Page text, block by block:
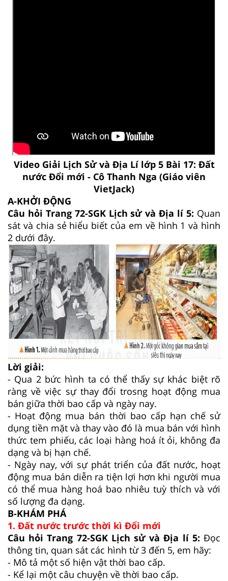
Video Giải Lịch Sử và Địa Lí lớp 5 Bài 17: Đất
nước Đổi mới - Cô Thanh Nga (Giáo viên
VietJack)
A-KHỞI ĐỘNG
Câu hỏi Trang 72-SGK Lịch sử và Địa lí 5: Quan
sát và chia sẻ hiểu biết của em về hình 1 và hình
2 dưới đây.
Lời giải:
- Qua 2 bức hình ta có thể thấy sự khác biệt rõ
ràng về việc sự thay đổi trosng hoạt động mua
bán giữa thời bao cấp và ngày nay.
- Hoạt động mua bán thời bao cấp hạn chế sử
dụng tiền mặt và thay vào đó là mua bán với hình
thức tem phiếu, các loại hàng hoá ít ỏi, không đa
dạng và bị hạn chế.
- Ngày nay, với sự phát triển của đất nước, hoạt
động mua bán diễn ra tiện lợi hơn khi người mua
có thể mua hàng hoá bao nhiêu tuỳ thích và với
số lượng đa dạng.
B-KHÁM PHÁ
1. Đất nước trước thời kì Đổi mới
Câu hỏi Trang 72-SGK Lịch sử và Địa lí 5: Đọc
thông tin, quan sát các hình từ 3 đến 5, em hãy:
- Mô tả một số hiện vật thời bao cấp.
- Kể lại một câu chuyện về thời bao cấp.